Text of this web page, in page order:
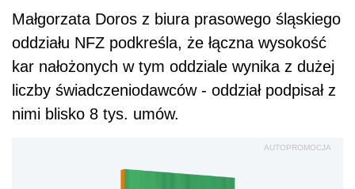
Małgorzata Doros z biura prasowego śląskiego
oddziału NFZ podkreśla, że łączna wysokość
kar nałożonych w tym oddziale wynika z dużej
liczby świadczeniodawców - oddział podpisał z
nimi blisko 8 tys. umów.
AUTOPROMOCJA